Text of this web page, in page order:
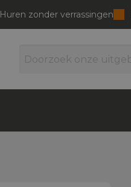
Huren zonder verrassingen